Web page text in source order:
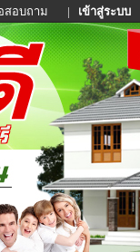
สอบถาม | เข้าสู่ระบบ